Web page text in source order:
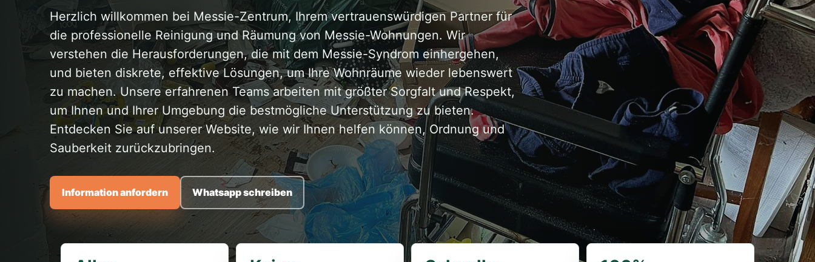
Herzlich willkommen bei Messie-Zentrum, Ihrem vertrauenswürdigen Partner für
die professionelle Reinigung und Räumung von Messie-Wohnungen. Wir
verstehen die Herausforderungen, die mit dem Messie-Syndrom einhergehen,
und bieten diskrete, effektive Lösungen, um Ihre Wohnräume wieder lebenswert
zu machen. Unsere erfahrenen Teams arbeiten mit größter Sorgfalt und Respekt,
um Ihnen und Ihrer Umgebung die bestmögliche Unterstützung zu bieten.
Entdecken Sie auf unserer Website, wie wir Ihnen helfen können, Ordnung und
Sauberkeit zurückzubringen.
Information anfordern Whatsapp schreiben